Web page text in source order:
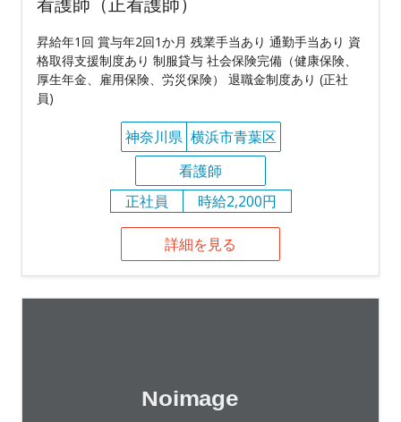
昇給年1回 賞与年2回1か月 残業手当あり 通勤手当あり 資
格取得支援制度あり 制服貸与 社会保険完備（健康保険、
厚生年金、雇用保険、労災保険） 退職金制度あり (正社
員)
神奈川県 横浜市青葉区
看護師
正社員
時給2,200円
詳細を見る